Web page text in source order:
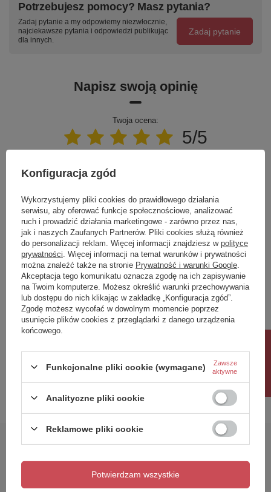
Potrzebujesz pomocy? Masz pytania?
Zadaj pytanie a my odpowiemy niezwłocznie,
najciekawsze pytania i odpowiedzi publikując
dla innych.
Zadaj pytanie
Napisz swoją opinię
Twoja ocena:
5/5
Treść twojej opinii
Dodaj własne zdjęcie produktu:
Twoje imię
Konfiguracja zgód
Wykorzystujemy pliki cookies do prawidłowego działania
serwisu, aby oferować funkcje społecznościowe, analizować
ruch i prowadzić działania marketingowe - zarówno przez nas,
jak i naszych Zaufanych Partnerów. Pliki cookies służą również
do personalizacji reklam. Więcej informacji znajdziesz w polityce
prywatności . Więcej informacji na temat warunków i prywatności
można znaleźć także na stronie Prywatność i warunki Google
Akceptacja tego komunikatu oznacza zgodę na ich zapisywanie
na Twoim komputerze. Możesz określić warunki przechowywania
lub dostępu do nich klikając w zakładkę „Konfiguracja zgód”.
Zgodę możesz wycofać w dowolnym momencie poprzez
usunięcie plików cookies z przeglądarki z danego urządzenia
końcowego.
Funkcjonalne pliki cookie (wymagane)
Zawsze
aktywne
Analityczne pliki cookie
Reklamowe pliki cookie
Potwierdzam wszystkie